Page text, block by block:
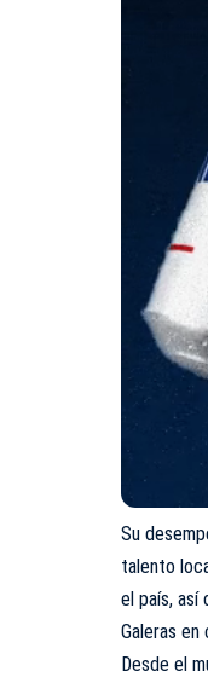
Su
talento
el país, así
Galeras
Desde el